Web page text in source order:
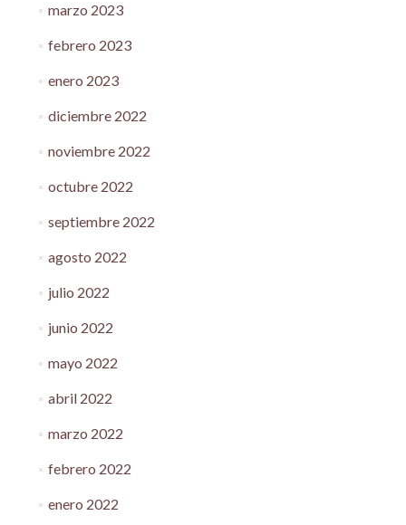
marzo 2023
febrero 2023
enero 2023
diciembre 2022
noviembre 2022
octubre 2022
septiembre 2022
agosto 2022
julio 2022
junio 2022
mayo 2022
abril 2022
marzo 2022
febrero 2022
enero 2022